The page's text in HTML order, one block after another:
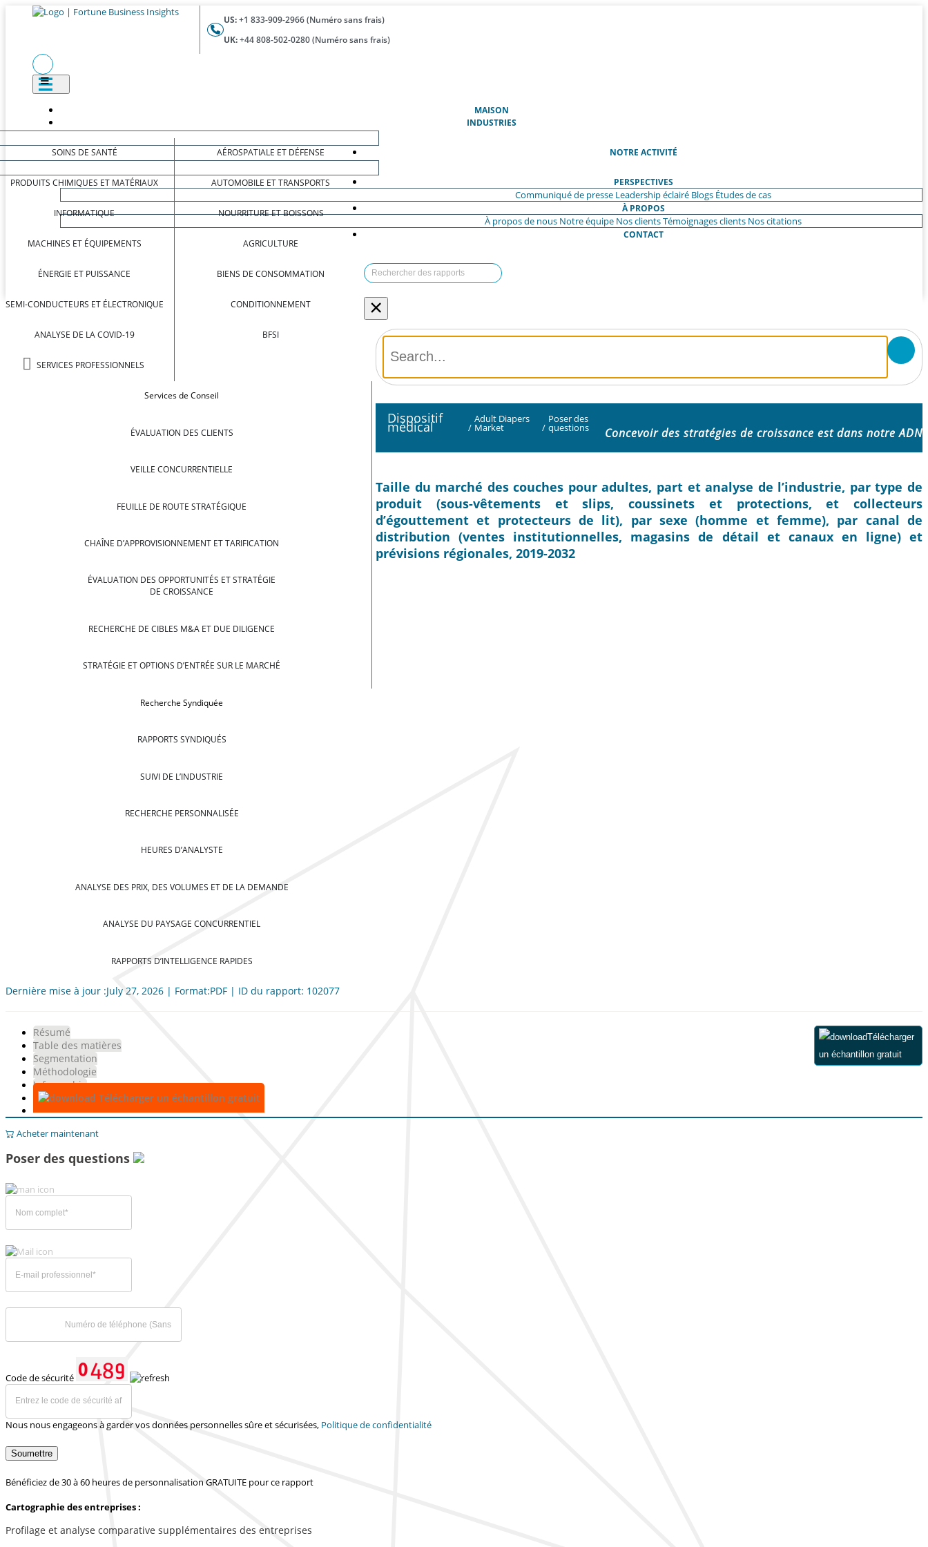
US:+1 833-909-2966 (Numéro sans frais)
UK:+44 808-502-0280 (Numéro sans frais)
MAISON(ACTUEL)
INDUSTRIES
SOINS DE SANTÉ
PRODUITS CHIMIQUES ET MATÉRIAUX
INFORMATIQUE
MACHINES ET ÉQUIPEMENTS
ÉNERGIE ET PUISSANCE
SEMI-CONDUCTEURS ET ÉLECTRONIQUE
ANALYSE DE LA COVID-19
SERVICES PROFESSIONNELS
AÉROSPATIALE ET DÉFENSE
AUTOMOBILE ET TRANSPORTS
NOURRITURE ET BOISSONS
AGRICULTURE
BIENS DE CONSOMMATION
CONDITIONNEMENT
BFSI
NOTRE ACTIVITÉ
Services de Conseil
ÉVALUATION DES CLIENTS
VEILLE CONCURRENTIELLE
FEUILLE DE ROUTE STRATÉGIQUE
CHAÎNE D’APPROVISIONNEMENT ET TARIFICATION
ÉVALUATION DES OPPORTUNITÉS ET STRATÉGIE
DE CROISSANCE
RECHERCHE DE CIBLES M&A ET DUE DILIGENCE
STRATÉGIE ET OPTIONS D’ENTRÉE SUR LE MARCHÉ
Recherche Syndiquée
RAPPORTS SYNDIQUÉS
SUIVI DE L’INDUSTRIE
RECHERCHE PERSONNALISÉE
HEURES D’ANALYSTE
ANALYSE DES PRIX, DES VOLUMES ET DE LA DEMANDE
ANALYSE DU PAYSAGE CONCURRENTIEL
RAPPORTS D’INTELLIGENCE RAPIDES
PERSPECTIVES
Communiqué de presse Leadership éclairé Blogs Études de cas
À PROPOS
À propos de nous Notre équipe Nos clientsTémoignages clients Nos citations
CONTACT
×
Dispositif
médical /
Adult Diapers
Market /
Poser des
questions Concevoir des stratégies de croissance est dans notre ADN
Taille du marché des couches pour adultes, part et analyse de l’industrie, par type de
produit (sous-vêtements et slips, coussinets et protections, et collecteurs
d’égouttement et protecteurs de lit), par sexe (homme et femme), par canal de
distribution (ventes institutionnelles, magasins de détail et canaux en ligne) et
prévisions régionales, 2019-2032
Dernière mise à jour :July 27, 2026 | Format:PDF | ID du rapport: 102077
Résumé
Table des matières
Segmentation
Méthodologie
Infographie
Télécharger un échantillon gratuit
Télécharger
un échantillon gratuit
Acheter maintenant
Poser des questions
Code de sécurité
Nous nous engageons à garder vos données personnelles sûre et sécurisées, Politique de confidentialité
Soumettre
Bénéficiez de 30 à 60 heures de personnalisation GRATUITE pour ce rapport
Cartographie des entreprises :
Profilage et analyse comparative supplémentaires des entreprises